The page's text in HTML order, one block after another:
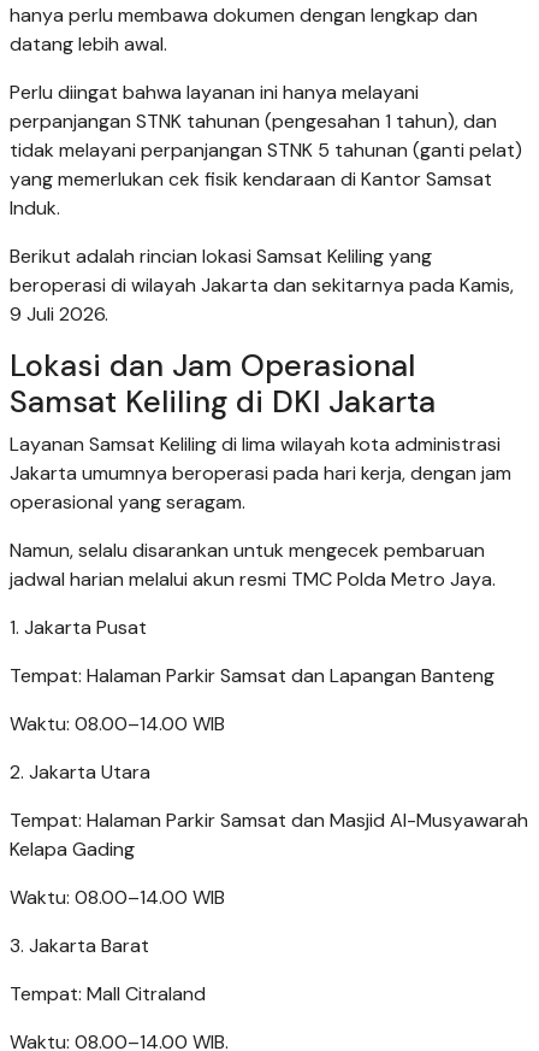
hanya perlu membawa dokumen dengan lengkap dan
datang lebih awal.
Perlu diingat bahwa layanan ini hanya melayani
perpanjangan STNK tahunan (pengesahan 1 tahun), dan
tidak melayani perpanjangan STNK 5 tahunan (ganti pelat)
yang memerlukan cek fisik kendaraan di Kantor Samsat
Induk.
Berikut adalah rincian lokasi Samsat Keliling yang
beroperasi di wilayah Jakarta dan sekitarnya pada Kamis,
9 Juli 2026.
Lokasi dan Jam Operasional
Samsat Keliling di DKI Jakarta
Layanan Samsat Keliling di lima wilayah kota administrasi
Jakarta umumnya beroperasi pada hari kerja, dengan jam
operasional yang seragam.
Namun, selalu disarankan untuk mengecek pembaruan
jadwal harian melalui akun resmi TMC Polda Metro Jaya.
1. Jakarta Pusat
Tempat: Halaman Parkir Samsat dan Lapangan Banteng
Waktu: 08.00–14.00 WIB
2. Jakarta Utara
Tempat: Halaman Parkir Samsat dan Masjid Al-Musyawarah
Kelapa Gading
Waktu: 08.00–14.00 WIB
3. Jakarta Barat
Tempat: Mall Citraland
Waktu: 08.00–14.00 WIB.